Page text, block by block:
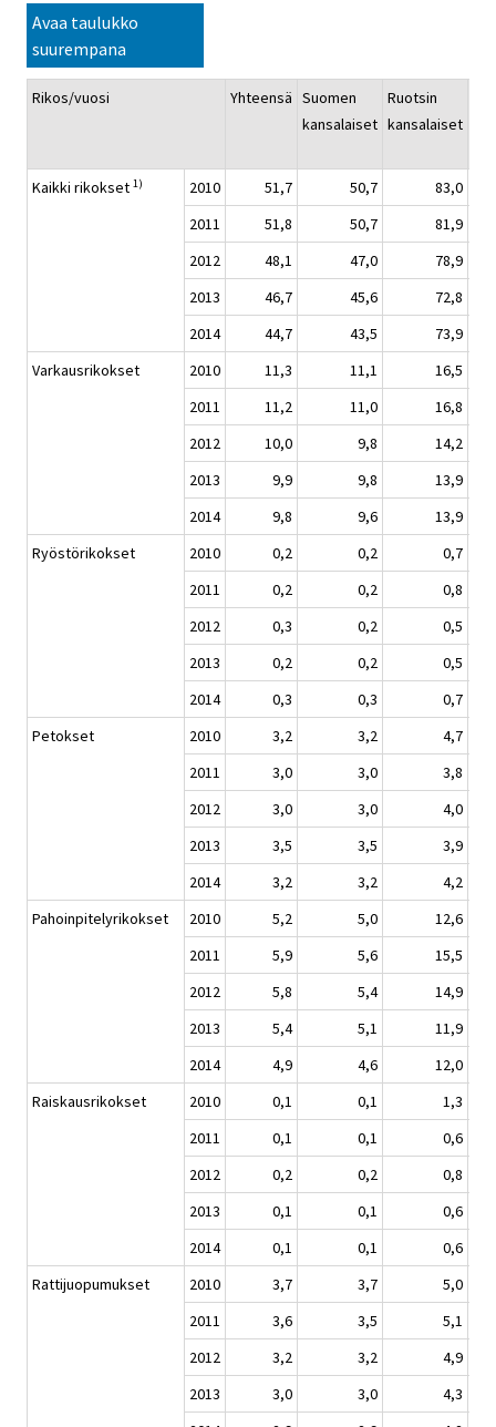
Avaa taulukko
suurempana
Rikos/vuosi Yhteensä Suomen
kansalaiset
Ruotsin
kansalaiset
Kaikki rikokset 1) 2010 51,7 50,7
83,0
2011
51,8 50,7
81,9
2012
48,1 47,0
78,9
2013
46,7 45,6
72,8
2014
44,7 43,5
73,9
Varkausrikokset
2010 11,3 11,1
16,5
2011
11,2 11,0
16,8
2012
10,0 9,8
14,2
2013
9,9 9,8
13,9
2014
9,8 9,6
13,9
Ryöstörikokset
2010 0,2 0,2
0,7
2011
0,2 0,2
0,8
2012
0,3 0,2
0,5
2013
0,2 0,2
0,5
2014
0,3 0,3
0,7
Petokset
2010 3,2 3,2
4,7
2011
3,0 3,0
3,8
2012
3,0 3,0
4,0
2013
3,5 3,5
3,9
2014
3,2 3,2
4,2
Pahoinpitelyrikokset
2010 5,2 5,0
12,6
2011
5,9 5,6
15,5
2012
5,8 5,4
14,9
2013
5,4 5,1
11,9
2014
4,9 4,6
12,0
Raiskausrikokset
2010 0,1 0,1
1,3
2011
0,1 0,1
0,6
2012
0,2 0,2
0,8
2013
0,1 0,1
0,6
2014
0,1 0,1
0,6
Rattijuopumukset
2010 3,7 3,7
5,0
2011
3,6 3,5
5,1
2012
3,2 3,2
4,9
2013
3,0 3,0
4,3